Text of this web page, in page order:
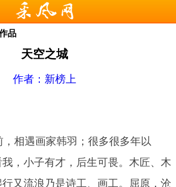
品
天空之城
作者： 新榜上
相遇画家韩羽；很多很多年以
，小子有才，后生可畏。木匠、木
又流浪乃是诗工、画工。屈原，沧